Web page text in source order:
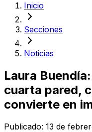
Inicio
Secciones
Noticias
Laura
cuarta pared,
convierte en
Publicado: 13 de